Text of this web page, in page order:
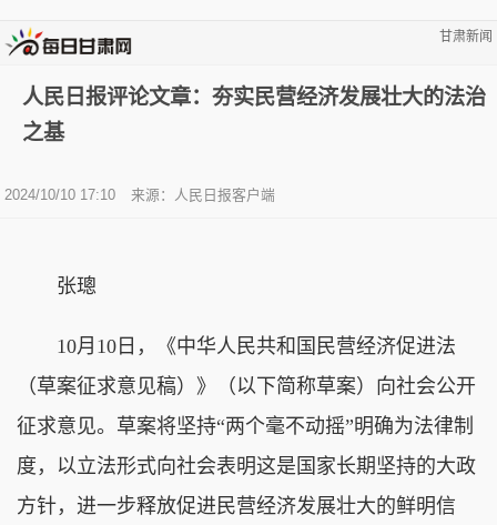
甘肃新闻
人民日报评论文章：夯实民营经济发展壮大的法治
之基
2024/10/10 17:10 来源：人民日报客户端
张璁
10月10日，《中华人民共和国民营经济促进法
（草案征求意见稿）》（以下简称草案）向社会公开
征求意见。草案将坚持“两个毫不动摇”明确为法律制
度，以立法形式向社会表明这是国家长期坚持的大政
方针，进一步释放促进民营经济发展壮大的鲜明信